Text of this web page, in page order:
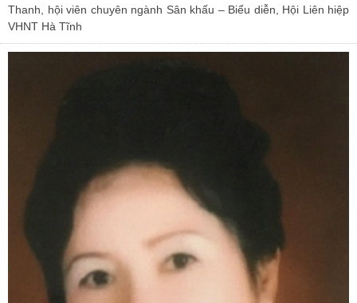
Thanh, hội viên chuyên ngành Sân khấu – Biểu diễn, Hội Liên hiệp
VHNT Hà Tĩnh